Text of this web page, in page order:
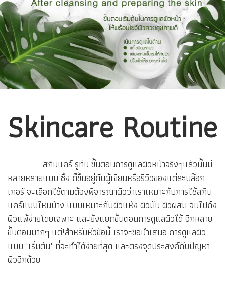
Skincare Routine
สกินแคร์ รูทีน ขั้นตอนการดูแลผิวหน้าจริงๆแล้วนั้นมี
หลายหลายแบบ ซึ่ง ก็ขึ้นอยู่กับผู้เขียนหรือรีวิวของแต่ละบล๊อก
เกอร์ จะเลือกใช้ตามต้องพิจารณาผิวว่าเราเหมาะกับการใช้สกิน
แคร์แบบไหนบ้าง แบบเหมาะกับผิวแห้ง ผิวมัน ผิวผสม จนไปถึง
ผิวแพ้ง่ายโดยเฉพาะ และยังแยกขั้นตอนการดูแลผิวได้ อีกหลาย
ขั้นตอนมากๆ แต่!สำหรับหัวข้อนี้ เราจะขอนำเสนอ การดูแลผิว
แบบ "เริ่มต้น" ที่จะทำได้ง่ายที่สุด และตรงจุดประสงค์กับปัญหา
ผิวอีกด้วย